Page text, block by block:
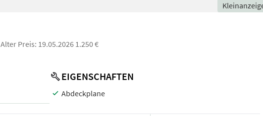
Alter Preis: 19.05.2026 1.250 €
EIGENSCHAFTEN
Abdeckplane